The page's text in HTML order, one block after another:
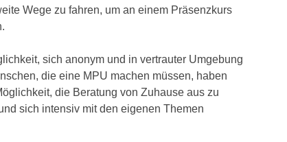
Wege zu fahren, um an einem Präsenzkurs
sich anonym und in vertrauter Umgebung
die eine MPU machen müssen, haben
die Beratung von Zuhause aus zu
sich intensiv mit den eigenen Themen